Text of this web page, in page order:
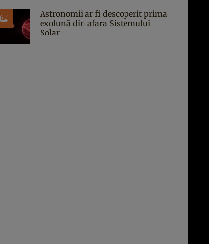
Astronomii ar fi descoperit prima
exolună din afara Sistemului
Solar